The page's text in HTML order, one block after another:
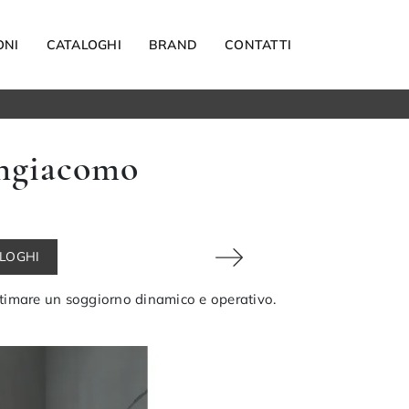
Elettrodomestici
Arredo Giardino
CATALOGHI BRAND CONTATTI
un soggiorno dinamico e operativo.